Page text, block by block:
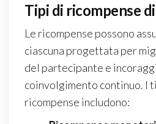
Tipi di ricompense
Le ricompense possono
ciascuna progettata per
del partecipante e
coinvolgimento continuo. I
ricompense includono: